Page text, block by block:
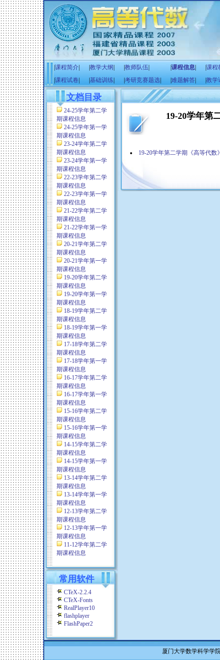
课程简介 教学大纲 教师队伍 课程信息
课程
课程试卷 基础训练 考研竞赛题选 难题解答 教学
文档目录
24-25学年第二学
期课程信息
24-25学年第一学
期课程信息
23-24学年第二学
期课程信息
23-24学年第一学
期课程信息
22-23学年第二学
期课程信息
22-23学年第一学
期课程信息
21-22学年第二学
期课程信息
21-22学年第一学
期课程信息
20-21学年第二学
期课程信息
20-21学年第一学
期课程信息
19-20学年第二学
期课程信息
19-20学年第一学
期课程信息
18-19学年第二学
期课程信息
18-19学年第一学
期课程信息
17-18学年第二学
期课程信息
17-18学年第一学
期课程信息
16-17学年第二学
期课程信息
16-17学年第一学
期课程信息
15-16学年第二学
期课程信息
15-16学年第一学
期课程信息
14-15学年第二学
期课程信息
14-15学年第一学
期课程信息
13-14学年第二学
期课程信息
13-14学年第一学
期课程信息
12-13学年第二学
期课程信息
12-13学年第一学
期课程信息
11-12学年第二学
期课程信息
常用软件
CTeX-2.2.4
CTeX-Fonts
RealPlayer10
flashplayer
FlashPaper2
19-20学年第
19-20学年第二学期《高等代数
厦门大学数学科学学